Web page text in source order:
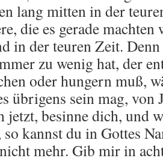
lang mitten in der
die es gerade
in der teuren Zeit.
zu wenig hat, der
oder hungern muß,
übrigens sein mag, von
jetzt, besinne dich, und
kannst du in Gottes
mehr. Gib mir in